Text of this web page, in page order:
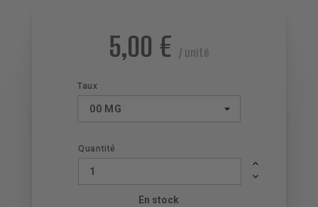
5,00 € / unité
Taux
Quantité
En stock